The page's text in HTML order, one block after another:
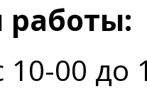
10-00 до